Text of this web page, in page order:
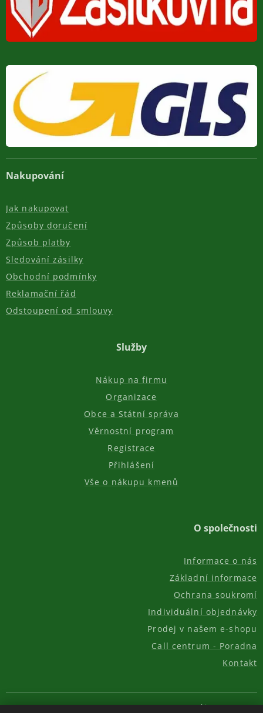
Nakupování
Jak nakupovat
Způsoby doručení
Způsob platby
Sledování zásilky
Obchodní podmínky
Reklamační řád
Odstoupení od smlouvy
Služby
Nákup na firmu
Organizace
Obce a Státní správa
Věrnostní program
Registrace
Přihlášení
Vše o nákupu kmenů
O společnosti
Informace o nás
Základní informace
Ochrana soukromí
Individuální objednávky
Prodej v našem e-shopu
Call centrum - Poradna
Kontakt
© 2011-2026, AKC REAL GROUP s.r.o. Cookies